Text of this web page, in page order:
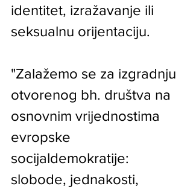
identitet, izražavanje ili
seksualnu orijentaciju.
"Zalažemo se za izgradnju
otvorenog bh. društva na
osnovnim vrijednostima
evropske
socijaldemokratije:
slobode, jednakosti,